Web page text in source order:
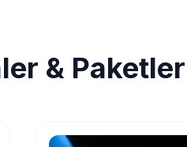
& Paketler